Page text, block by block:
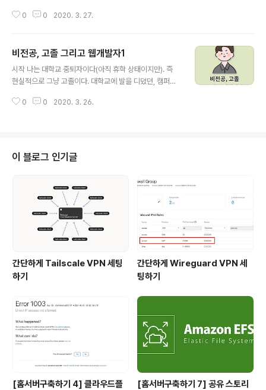
다!' 이게 군대에 있을때 나의 생각이었다. 지금 생각해보면
두꺼운 책을 발견했다. 프린트를 해서 묶어놓은 형태의 종
몰랐다. 그러나 무언가에 이끌린 듯 책을 넘겨보았고 푹 빠
져서 보게 되었다. 그 책에 적혀있던 내용들은 정말 단순했
다. 글씨에 핵을 변경하는 방법, 글자 배경색 설정 방법, 페
기본이었다. 어쩌면 이렇게 기본중의 기본인 내용을 발견
0 0 2020. 3. 27.
비전공, 고졸 그리고 웹개발자1
시작 나는 대학교 중퇴자이다(아직 휴학 상태이지만). 즉
현실적으로 그냥 고졸이다. 대학교에 발을 디뎠던, 캠퍼스
없다. 졸업을 하지 않았으면 어쨌거나 저쨌거나 이력서상
회에 나온 기술자분들이시고, 나는 그냥 인문계고등학교에
서 열심히(?) 공부만 하다가 대학에 진학을 해 사실상 기술
나는 어쩌다가 대학을 포기하고 사회 초년생으로서 도전의
길을 택하게 되었을까? 사실상 이에 대해 진지하게 생각을
하게 된 것은 군대에서 미래에 대해..
0 0 2020. 3. 26.
이 블로그 인기글
간단하게 Tailscale VPN 세팅
하기
간단하게 Wireguard VPN 세
팅하기
[홈서버구축하기 4] 클라우드플
[홈서버구축하기 7] 공유 스토리